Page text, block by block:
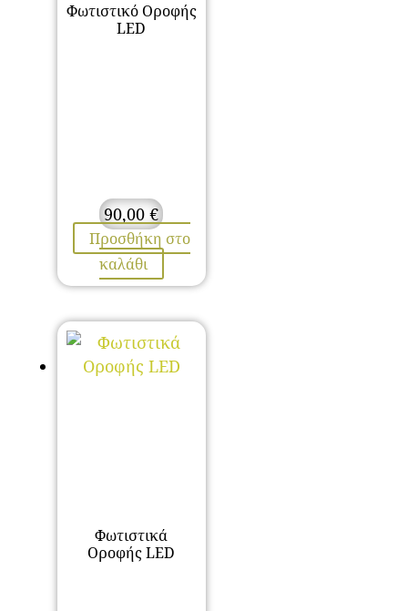
Φωτιστικό Οροφής
LED
90,00€
Προσθήκη στο
καλάθι
Φωτιστικά
Οροφής LED